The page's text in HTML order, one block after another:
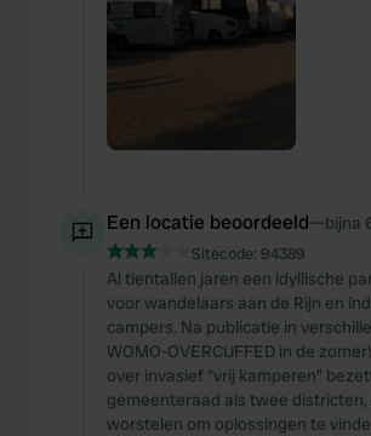
Een locatie beoordeeld—bijna
Sitecode: 94389
Al tientallen jaren een idyllische
voor wandelaars aan de Rijn en
campers. Na publicatie in
WOMO-OVERCUFFED in de
over invasief "vrij kamperen"
gemeenteraad als twee districten,
worstelen om oplossingen te